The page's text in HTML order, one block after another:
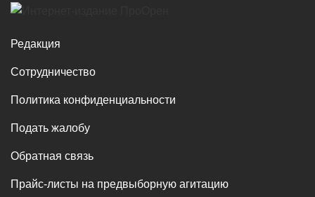
Редакция
Сотрудничество
Политика конфиденциальности
Подать жалобу
Обратная связь
Прайс-листы на предвыборную агитацию